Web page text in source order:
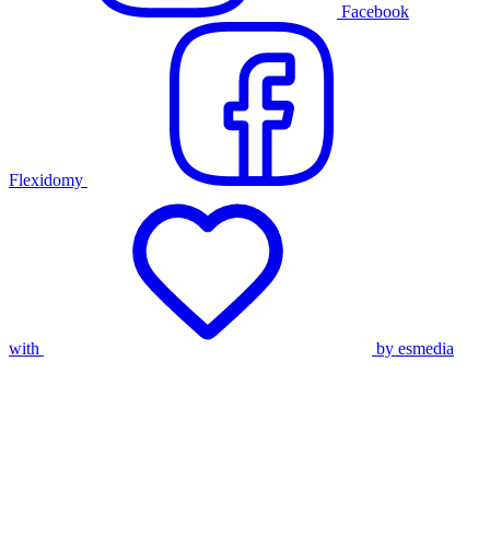
Facebook
Flexidomy
with by esmedia